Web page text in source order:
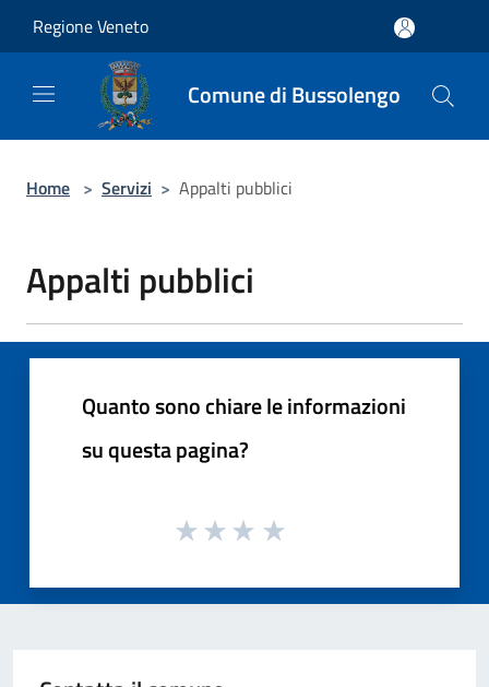
Regione Veneto
Comune di Bussolengo
Home > Servizi > Appalti pubblici
Appalti pubblici
Quanto sono chiare le informazioni
su questa pagina?